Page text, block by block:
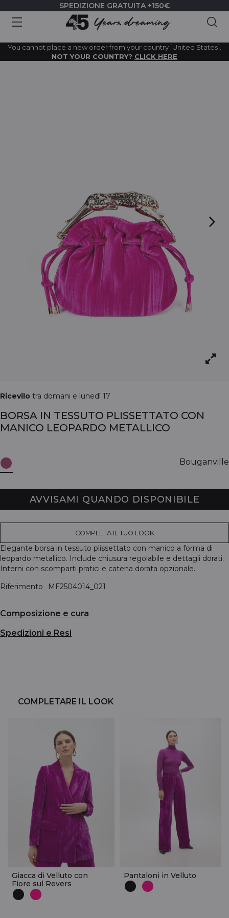
SPEDIZIONE GRATUITA +150€
You cannot place a new order from your country [United States].
NOT YOUR COUNTRY? CLICK HERE
Ricevilo tra domani e lunedì 17
BORSA IN TESSUTO PLISSETTATO CON
MANICO LEOPARDO METALLICO
Bouganville
AVVISAMI QUANDO DISPONIBILE
COMPLETA IL TUO LOOK
Elegante borsa in tessuto plissettato con manico a forma di
leopardo metallico. Include chiusura regolabile e dettagli dorati.
Interni con scomparti pratici e catena dorata opzionale.
Riferimento
MF2504014_021
Composizione e cura
Spedizioni e Resi
COMPLETARE IL LOOK
Giacca di Velluto con
Fiore sul Revers
Pantaloni in Velluto